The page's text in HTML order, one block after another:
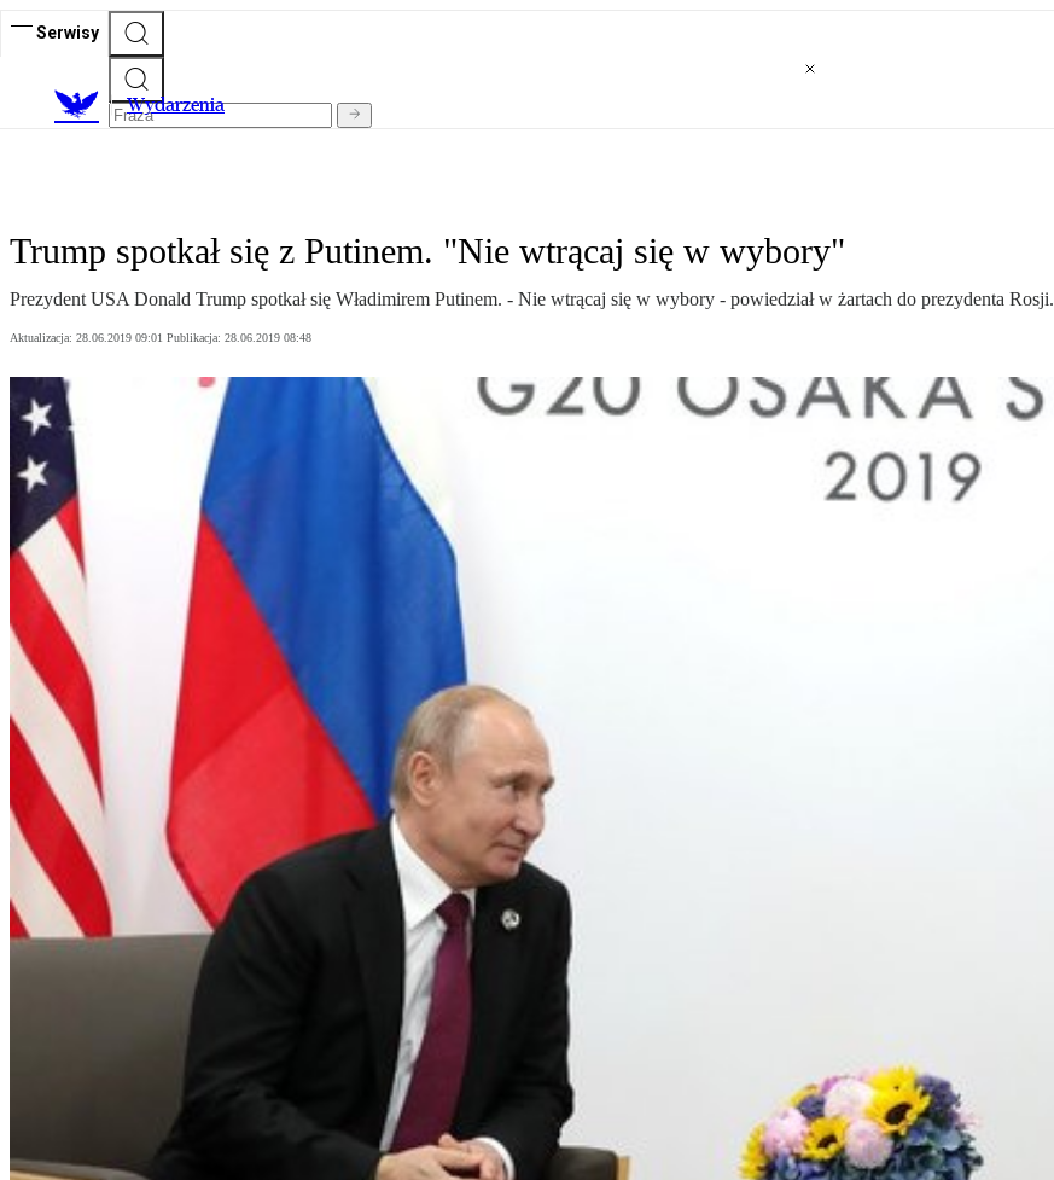
Serwisy
Wydarzenia
Trump spotkał się z Putinem. "Nie wtrącaj się w wybory"
Prezydent USA Donald Trump spotkał się Władimirem Putinem. - Nie wtrącaj się w wybory - powiedział w żartach do prezydenta Rosji.
Aktualizacja: 28.06.2019 09:01 Publikacja: 28.06.2019 08:48